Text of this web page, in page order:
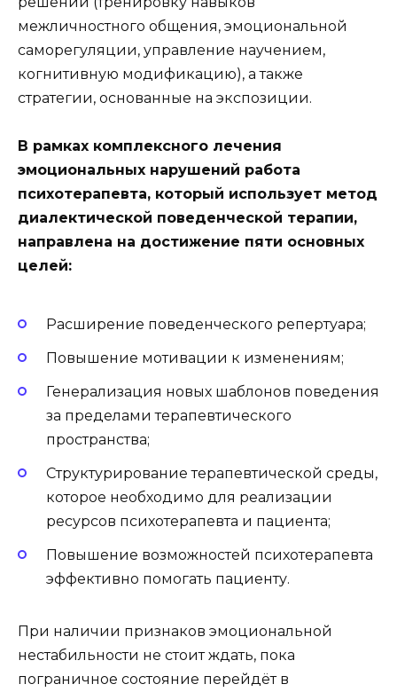
межличностного общения, эмоциональной
саморегуляции, управление научением,
когнитивную модификацию), а также
стратегии, основанные на экспозиции.
В рамках комплексного лечения
эмоциональных нарушений работа
психотерапевта, который использует метод
диалектической поведенческой терапии,
направлена на достижение пяти основных
целей:
Расширение поведенческого репертуара;
Повышение мотивации к изменениям;
Генерализация новых шаблонов поведения
за пределами терапевтического
пространства;
Структурирование терапевтической среды,
которое необходимо для реализации
ресурсов психотерапевта и пациента;
Повышение возможностей психотерапевта
эффективно помогать пациенту.
При наличии признаков эмоциональной
нестабильности не стоит ждать, пока
пограничное состояние перейдёт в